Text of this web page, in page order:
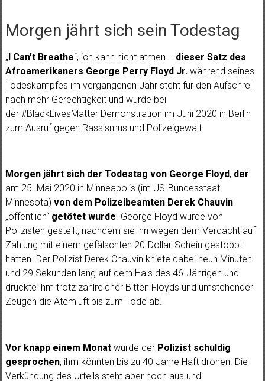
Morgen jährt sich sein Todestag
„ I Can’t Breathe“, ich kann nicht atmen − dieser Satz des
Afroamerikaners George Perry Floyd Jr.während seines
Todeskampfes im vergangenen Jahr steht für den Aufschrei
nach mehr Gerechtigkeit und wurde bei
der #BlackLivesMatter Demonstration im Juni 2020 in Berlin
zum Ausruf gegen Rassismus und Polizeigewalt.
Morgen jährt sich der Todestag von George Floyd, der
am 25. Mai 2020 in Minneapolis (im US-Bundesstaat
Minnesota) von dem Polizeibeamten Derek Chauvin
„öffentlich“ getötet wurde. George Floyd wurde von
Polizisten gestellt, nachdem sie ihn wegen dem Verdacht auf
Zahlung mit einem gefälschten 20-Dollar-Schein gestoppt
hatten. Der Polizist Derek Chauvin kniete dabei neun Minuten
und 29 Sekunden lang auf dem Hals des 46-Jährigen und
drückte ihm trotz zahlreicher Bitten Floyds und umstehender
Zeugen die Atemluft bis zum Tode ab.
Vor knapp einem Monatwurde der Polizist schuldig
gesprochen, ihm könnten bis zu 40 Jahre Haft drohen. Die
Verkündung des Urteils steht aber noch aus und